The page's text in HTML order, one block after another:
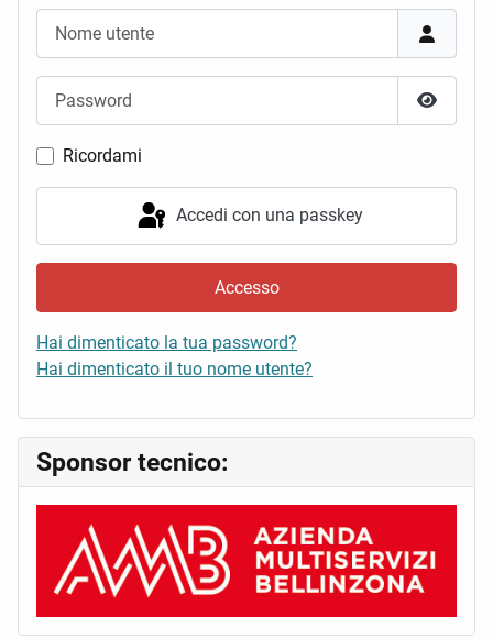
Mostra
Ricordami
Accedi con una passkey
Accesso
Hai dimenticato la tua password?
Hai dimenticato il tuo nome utente?
Sponsor tecnico: